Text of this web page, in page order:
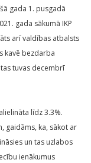
gada 1. pusgadā
gada sākumā IKP
arī valdības atbalsts
kavē bezdarba
tuvas decembrī
līdz 3.3%.
gaidāms, ka, sākot ar
un tas uzlabos
ienākumus